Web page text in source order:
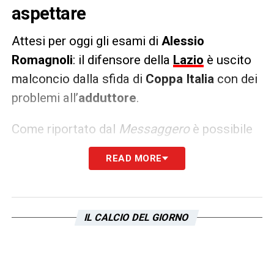
aspettare
Attesi per oggi gli esami di Alessio
Romagnoli: il difensore della Lazio è uscito
malconcio dalla sfida di Coppa Italiacon dei
problemi all’adduttore.
Come riportato dal Messaggeroè possibile
che si tratti solo di una contrattura: in caso di
conferma dopo gli esami medici il difensore
suo posto contro ilMilan giocherà Gigot.
READ MORE
IL CALCIO DEL GIORNO